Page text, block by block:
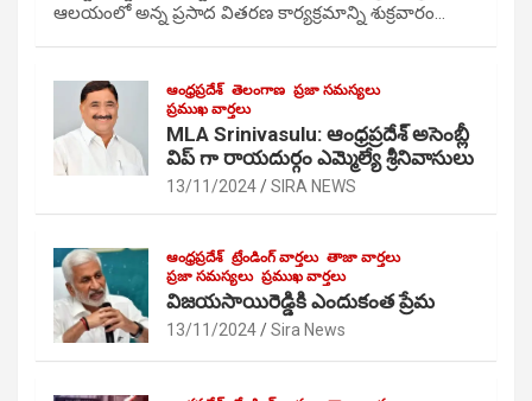
ఆలయంలో అన్న ప్రసాద వితరణ కార్యక్రమాన్ని శుక్రవారం…
ఆంధ్రప్రదేశ్ తెలంగాణ ప్రజా సమస్యలు
ప్రముఖ వార్తలు
MLA Srinivasulu: ఆంధ్రప్రదేశ్ అసెంబ్లీ
విప్ గా రాయదుర్గం ఎమ్మెల్యే శ్రీనివాసులు
13/11/2024 SIRA NEWS
ఆంధ్రప్రదేశ్ ట్రేండింగ్ వార్తలు తాజా వార్తలు
ప్రజా సమస్యలు ప్రముఖ వార్తలు
విజయసాయిరెడ్డికి ఎందుకంత ప్రేమ
13/11/2024 Sira News